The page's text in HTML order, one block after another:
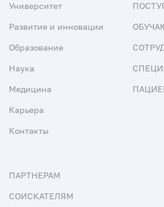
Университет
Развитие и инновации
Образование
Наука
Медицина
Карьера
Контакты
ПАРТНЕРАМ
СОИСКАТЕЛЯМ